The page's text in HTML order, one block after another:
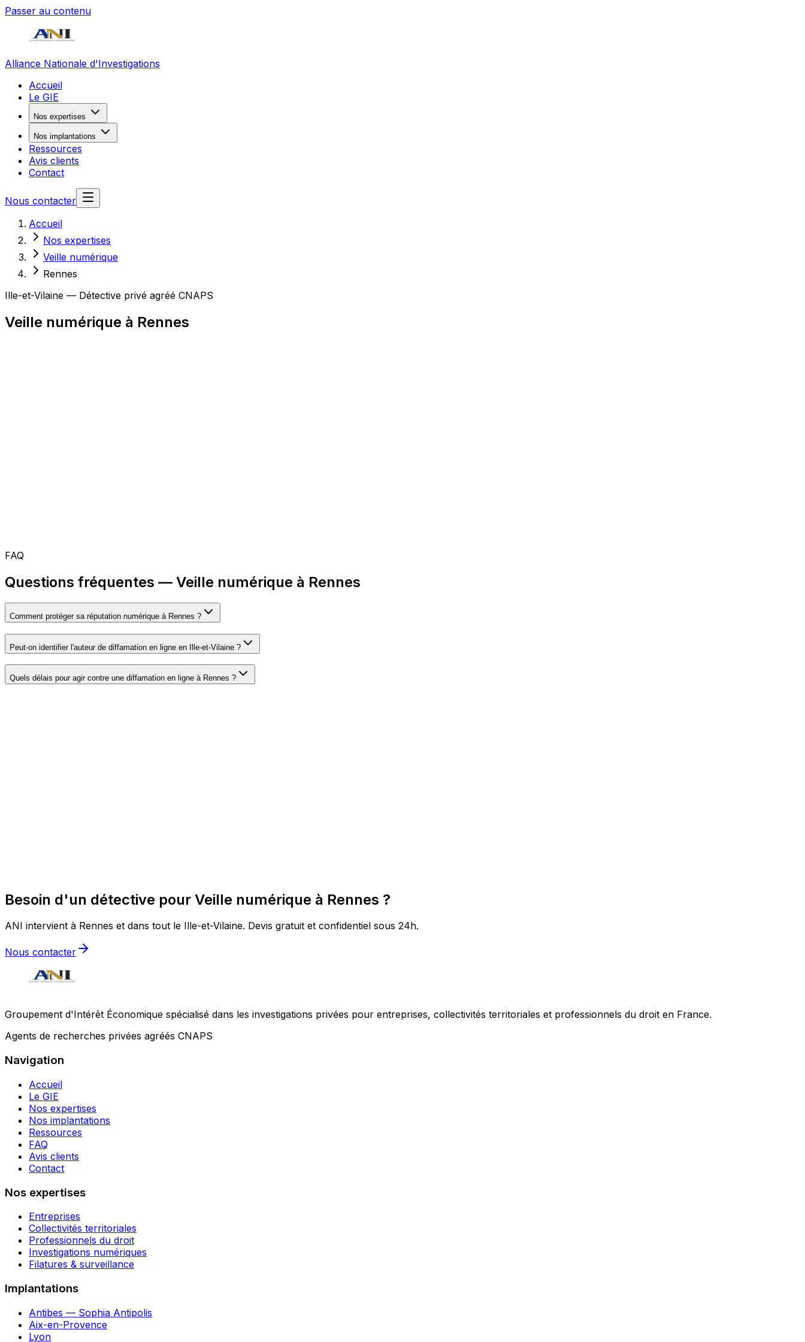
Passer au contenu
Alliance Nationale d'Investigations
Accueil
Le GIE
Nos expertises
Nos implantations
Ressources
Avis clients
Contact
Nous contacter
Accueil
Nos expertises
Veille numérique
Rennes
Ille-et-Vilaine — Détective privé agréé CNAPS
Veille numérique à Rennes
FAQ
Questions fréquentes — Veille numérique à Rennes
Comment protéger sa réputation numérique à Rennes ?
Peut-on identifier l'auteur de diffamation en ligne en Ille-et-Vilaine ?
Quels délais pour agir contre une diffamation en ligne à Rennes ?
Besoin d'un détective pour Veille numérique à Rennes ?
ANI intervient à Rennes et dans tout le Ille-et-Vilaine. Devis gratuit et confidentiel sous 24h.
Nous contacter
Groupement d'Intérêt Économique spécialisé dans les investigations privées pour entreprises, collectivités territoriales et professionnels du droit en France.
Agents de recherches privées agréés CNAPS
Navigation
Accueil
Le GIE
Nos expertises
Nos implantations
Ressources
FAQ
Avis clients
Contact
Nos expertises
Entreprises
Collectivités territoriales
Professionnels du droit
Investigations numériques
Filatures & surveillance
Implantations
Antibes — Sophia Antipolis
Aix-en-Provence
Lyon